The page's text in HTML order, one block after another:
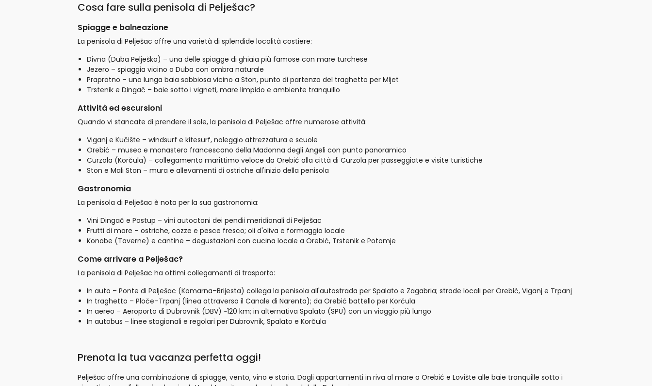
Cosa fare sulla penisola di Pelješac?
Spiagge e balneazione
La penisola di Pelješac offre una varietà di splendide località costiere:
Divna (Duba Pelješka) – una delle spiagge di ghiaia più famose con mare turchese
Jezero – spiaggia vicino a Duba con ombra naturale
Prapratno – una lunga baia sabbiosa vicino a Ston, punto di partenza del traghetto per Mljet
Trstenik e Dingač – baie sotto i vigneti, mare limpido e ambiente tranquillo
Attività ed escursioni
Quando vi stancate di prendere il sole, la penisola di Pelješac offre numerose attività:
Viganj e Kučište – windsurf e kitesurf, noleggio attrezzatura e scuole
Orebić – museo e monastero francescano della Madonna degli Angeli con punto panoramico
Curzola (Korčula) – collegamento marittimo veloce da Orebić alla città di Curzola per passeggiate e visite turistiche
Ston e Mali Ston – mura e allevamenti di ostriche all'inizio della penisola
Gastronomia
La penisola di Pelješac è nota per la sua gastronomia:
Vini Dingač e Postup – vini autoctoni dei pendii meridionali di Pelješac
Frutti di mare – ostriche, cozze e pesce fresco; oli d'oliva e formaggio locale
Konobe (Taverne) e cantine – degustazioni con cucina locale a Orebić, Trstenik e Potomje
Come arrivare a Pelješac?
La penisola di Pelješac ha ottimi collegamenti di trasporto:
In auto – Ponte di Pelješac (Komarna–Brijesta) collega la penisola all'autostrada per Spalato e Zagabria; strade locali per Orebić, Viganj e Trpanj
In traghetto – Ploče–Trpanj (linea attraverso il Canale di Narenta); da Orebić battello per Korčula
In aereo – Aeroporto di Dubrovnik (DBV) ~120 km; in alternativa Spalato (SPU) con un viaggio più lungo
In autobus – linee stagionali e regolari per Dubrovnik, Spalato e Korčula
Prenota la tua vacanza perfetta oggi!
Pelješac offre una combinazione di spiagge, vento, vino e storia. Dagli appartamenti in riva al mare a Orebić e Lovište alle baie tranquille sotto i